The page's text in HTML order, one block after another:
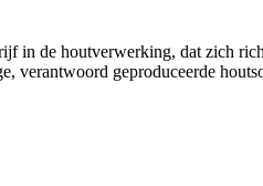
in de houtverwerking, dat zich
verantwoord geproduceerde